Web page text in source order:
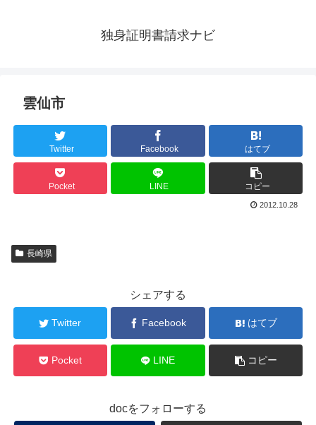
独身証明書請求ナビ
雲仙市
Twitter Facebook はてブ
Pocket LINE コピー
2012.10.28
長崎県
シェアする
Twitter Facebook はてブ
Pocket LINE コピー
docをフォローする